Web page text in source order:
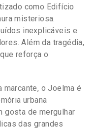
como Edifício
misteriosa.
inexplicáveis e
Além da tragédia,
reforça o
marcante, o Joelma é
urbana
gosta de mergulhar
das grandes